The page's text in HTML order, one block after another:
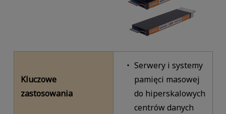
Kluczowe
zastosowania
Serwery i systemy
pamięci masowej
do hiperskalowych
centrów danych